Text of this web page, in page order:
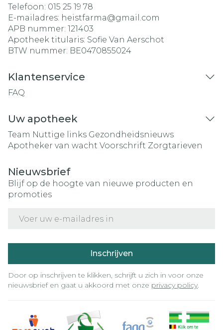
Telefoon: 015 25 19 78
E-mailadres: heistfarma@gmail.com
APB nummer: 121403
Apotheek titularis: Sofie Van Aerschot
BTW nummer: BE0470855024
Klantenservice
FAQ
Uw apotheek
Team Nuttige links Gezondheidsnieuws
Apotheker van wacht Voorschrift Zorgtarieven
Nieuwsbrief
Blijf op de hoogte van nieuwe producten en
promoties
Inschrijven
Door op inschrijven te klikken, schrijft u zich in voor onze
nieuwsbrief en gaat u akkoord met onze privacy policy.